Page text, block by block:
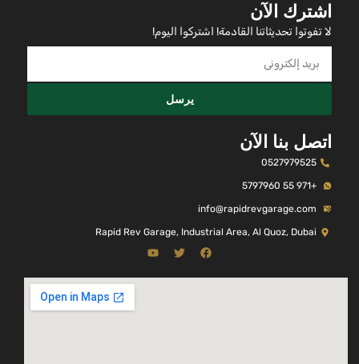
اشترك الآن
لا تفوتوا تحديثاتنا القادمة! اشتركوا اليوم!
يرسل
اتصل بنا الآن
0527979525
+971 55 5797960
info@rapidrevgarage.com
Rapid Rev Garage, Industrial Area, Al Quoz, Dubai